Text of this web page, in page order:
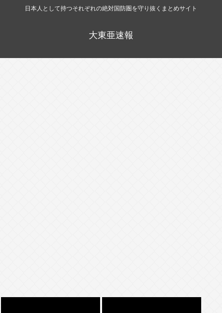
日本人として持つそれぞれの絶対国防圏を守り抜くまとめサイト
大東亜速報